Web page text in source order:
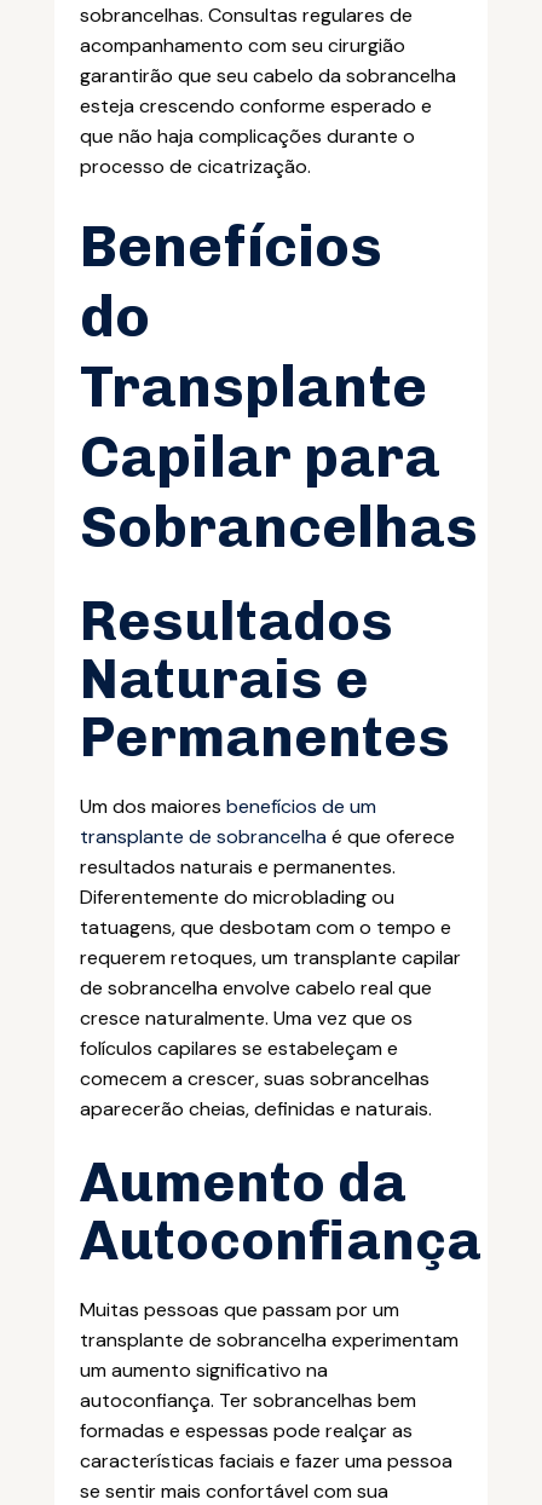
sobrancelhas. Consultas regulares de
acompanhamento com seu cirurgião
garantirão que seu cabelo da sobrancelha
esteja crescendo conforme esperado e
que não haja complicações durante o
processo de cicatrização.
Benefícios
do
Transplante
Capilar para
Sobrancelhas
Resultados
Naturais e
Permanentes
Um dos maiores benefícios de um
transplante de sobrancelhaé que oferece
resultados naturais e permanentes.
Diferentemente do microblading ou
tatuagens, que desbotam com o tempo e
requerem retoques, um transplante capilar
de sobrancelha envolve cabelo real que
cresce naturalmente. Uma vez que os
folículos capilares se estabeleçam e
comecem a crescer, suas sobrancelhas
aparecerão cheias, definidas e naturais.
Aumento da
Autoconfiança
Muitas pessoas que passam por um
transplante de sobrancelha experimentam
um aumento significativo na
autoconfiança. Ter sobrancelhas bem
formadas e espessas pode realçar as
características faciais e fazer uma pessoa
se sentir mais confortável com sua